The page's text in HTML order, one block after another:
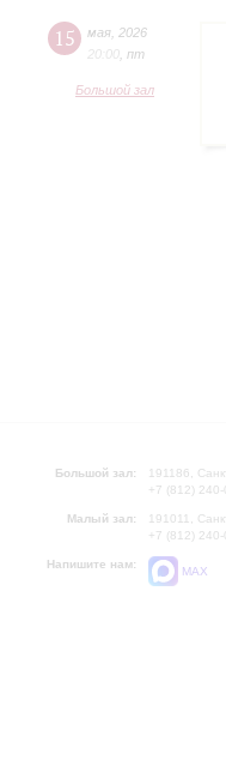
15 мая 2026
20:00 пт
Большой зал
Большой зал:
191186,
+7 (812)
Малый зал:
191011,
+7 (812)
Напишите нам:
MAX